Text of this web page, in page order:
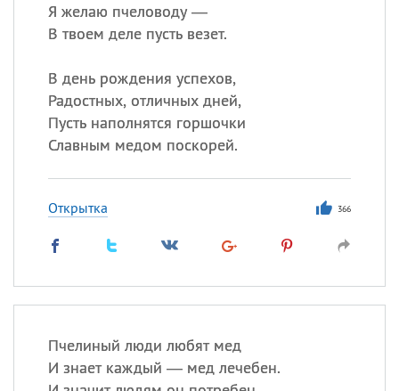
Я желаю пчеловоду —
В твоем деле пусть везет.
В день рождения успехов,
Радостных, отличных дней,
Пусть наполнятся горшочки
Славным медом поскорей.
Открытка 366
Пчелиный люди любят мед
И знает каждый — мед лечебен.